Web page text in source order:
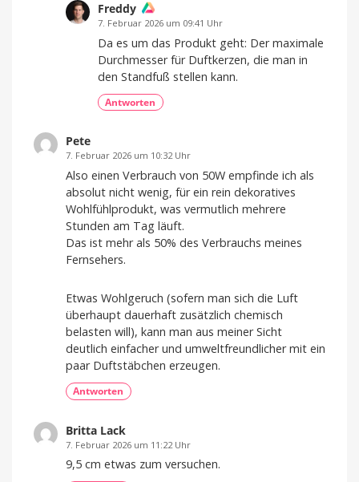
Freddy
7. Februar 2026 um 09:41 Uhr
Da es um das Produkt geht: Der maximale
Durchmesser für Duftkerzen, die man in
den Standfuß stellen kann.
Antworten
Pete
7. Februar 2026 um 10:32 Uhr
Also einen Verbrauch von 50W empfinde ich als
absolut nicht wenig, für ein rein dekoratives
Wohlfühlprodukt, was vermutlich mehrere
Stunden am Tag läuft.
Das ist mehr als 50% des Verbrauchs meines
Fernsehers.
Etwas Wohlgeruch (sofern man sich die Luft
überhaupt dauerhaft zusätzlich chemisch
belasten will), kann man aus meiner Sicht
deutlich einfacher und umweltfreundlicher mit ein
paar Duftstäbchen erzeugen.
Antworten
Britta Lack
7. Februar 2026 um 11:22 Uhr
9,5 cm etwas zum versuchen.